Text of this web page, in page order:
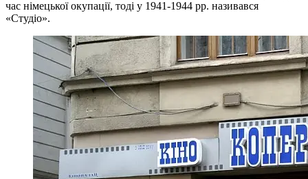
час німецької окупації, тоді у 1941-1944 рр. називався
«Студіо».